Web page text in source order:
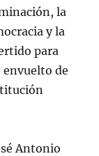
la
y la
para
de
Antonio